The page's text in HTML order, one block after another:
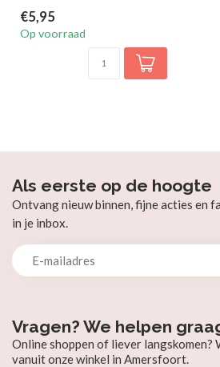
€5,95
Op voorraad
Vragen? We helpen
Online shoppen of liever langskomen?
vanuit onze winkel in Amersfoort.
Als eerste op de hoogte
Ontvang nieuw binnen, fijne acties en
in je inbox.